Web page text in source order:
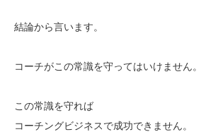
結論から言います。
コーチがこの常識を守ってはいけません。
この常識を守れば
コーチングビジネスで成功できません。